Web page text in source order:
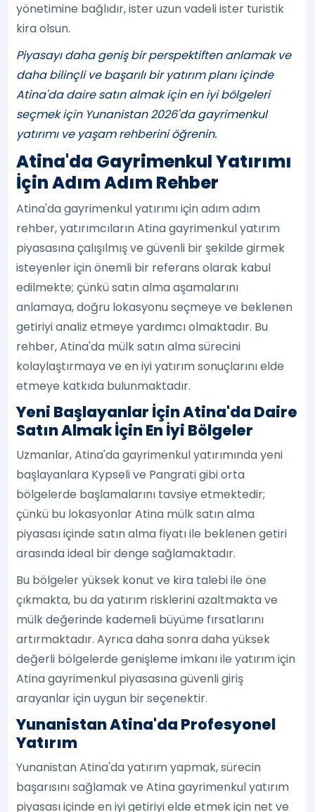
yönetimine bağlıdır, ister uzun vadeli ister turistik
kira olsun.
Piyasayı daha geniş bir perspektiften anlamak ve
daha bilinçli ve başarılı bir yatırım planı içinde
Atina'da daire satın almak için en iyi bölgeleri
seçmek için Yunanistan 2026'da gayrimenkul
yatırımı ve yaşam rehberini öğrenin.
Atina'da Gayrimenkul Yatırımı
İçin Adım Adım Rehber
Atina'da gayrimenkul yatırımı için adım adım
rehber, yatırımcıların Atina gayrimenkul yatırım
piyasasına çalışılmış ve güvenli bir şekilde girmek
isteyenler için önemli bir referans olarak kabul
edilmekte; çünkü satın alma aşamalarını
anlamaya, doğru lokasyonu seçmeye ve beklenen
getiriyi analiz etmeye yardımcı olmaktadır. Bu
rehber, Atina'da mülk satın alma sürecini
kolaylaştırmaya ve en iyi yatırım sonuçlarını elde
etmeye katkıda bulunmaktadır.
Yeni Başlayanlar İçin Atina'da Daire
Satın Almak İçin En İyi Bölgeler
Uzmanlar, Atina'da gayrimenkul yatırımında yeni
başlayanlara Kypseli ve Pangrati gibi orta
bölgelerde başlamalarını tavsiye etmektedir;
çünkü bu lokasyonlar Atina mülk satın alma
piyasası içinde satın alma fiyatı ile beklenen getiri
arasında ideal bir denge sağlamaktadır.
Bu bölgeler yüksek konut ve kira talebi ile öne
çıkmakta, bu da yatırım risklerini azaltmakta ve
mülk değerinde kademeli büyüme fırsatlarını
artırmaktadır. Ayrıca daha sonra daha yüksek
değerli bölgelerde genişleme imkanı ile yatırım için
Atina gayrimenkul piyasasına güvenli giriş
arayanlar için uygun bir seçenektir.
Yunanistan Atina'da Profesyonel
Yatırım
Yunanistan Atina'da yatırım yapmak, sürecin
başarısını sağlamak ve Atina gayrimenkul yatırım
piyasası içinde en iyi getiriyi elde etmek için net ve